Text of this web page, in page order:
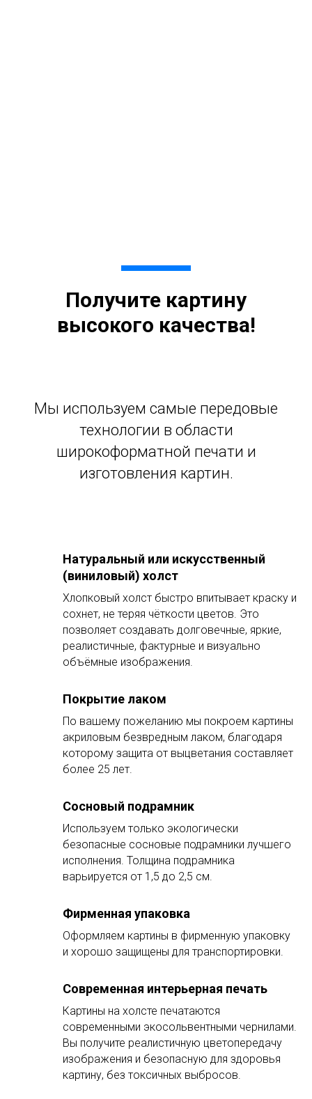
Получите картину
высокого качества!
Мы используем самые передовые
технологии в области
широкоформатной печати и
изготовления картин.
Натуральный или искусственный
(виниловый) холст
Хлопковый холст быстро впитывает краску и
сохнет, не теряя чёткости цветов. Это
позволяет создавать долговечные, яркие,
реалистичные, фактурные и визуально
объёмные изображения.
Покрытие лаком
По вашему пожеланию мы покроем картины
акриловым безвредным лаком, благодаря
которому защита от выцветания составляет
более 25 лет.
Сосновый подрамник
Используем только экологически
безопасные сосновые подрамники лучшего
исполнения. Толщина подрамника
варьируется от 1,5 до 2,5 см.
Фирменная упаковка
Оформляем картины в фирменную упаковку
и хорошо защищены для транспортировки.
Современная интерьерная печать
Картины на холсте печатаются
современными экосольвентными чернилами.
Вы получите реалистичную цветопередачу
изображения и безопасную для здоровья
картину, без токсичных выбросов.